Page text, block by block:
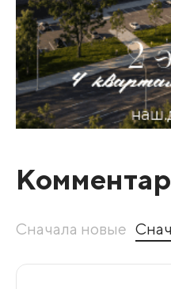
Сначала новые